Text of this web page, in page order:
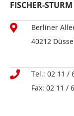
FISCHER-
Berliner
40212
Tel.: 02 11 /
Fax: 02 11 /